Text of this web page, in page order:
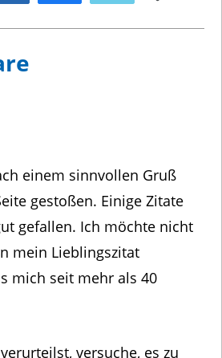
einem sinnvollen Gruß
gestoßen. Einige Zitate
gefallen. Ich möchte nicht
mein Lieblingszitat
mich seit mehr als 40
versuche, es zu